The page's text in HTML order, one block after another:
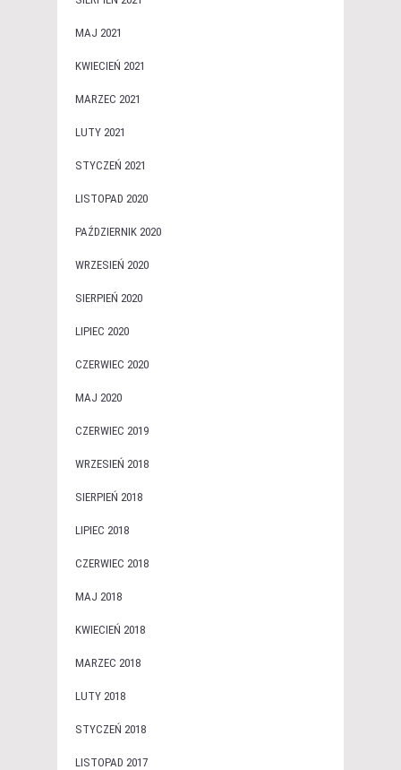
MAJ 2021
KWIECIEŃ 2021
MARZEC 2021
LUTY 2021
STYCZEŃ 2021
LISTOPAD 2020
PAŹDZIERNIK 2020
WRZESIEŃ 2020
SIERPIEŃ 2020
LIPIEC 2020
CZERWIEC 2020
MAJ 2020
CZERWIEC 2019
WRZESIEŃ 2018
SIERPIEŃ 2018
LIPIEC 2018
CZERWIEC 2018
MAJ 2018
KWIECIEŃ 2018
MARZEC 2018
LUTY 2018
STYCZEŃ 2018
LISTOPAD 2017